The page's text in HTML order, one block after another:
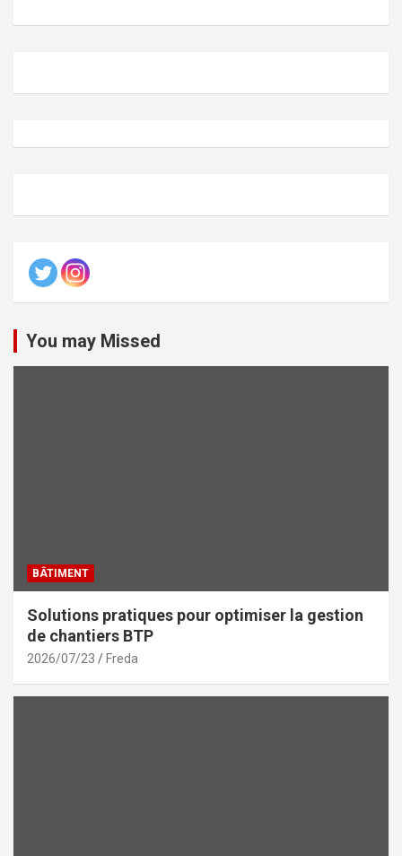
You may Missed
BÂTIMENT
Solutions pratiques pour optimiser la gestion
de chantiers BTP
2026/07/23 Freda